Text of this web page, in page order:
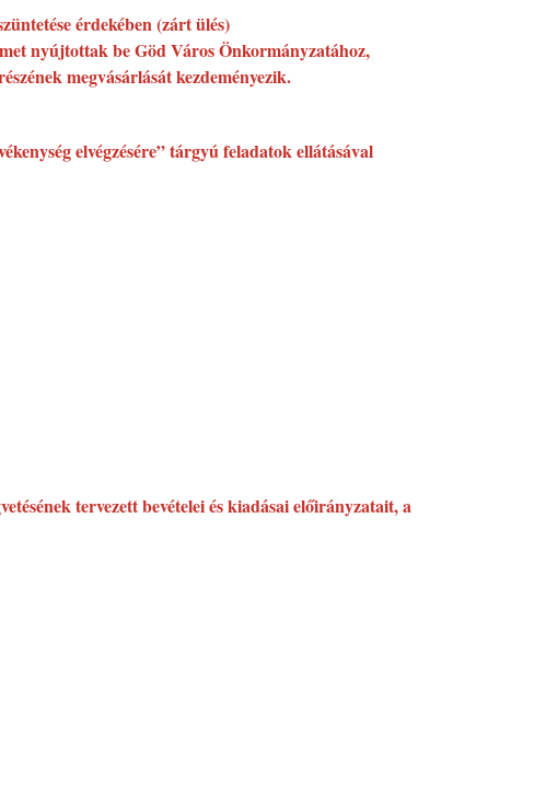
érdekében (zárt ülés)
nyújtottak be Göd Város Önkormányzatához,
megvásárlását kezdeményezik.
elvégzésére” tárgyú feladatok ellátásával
tervezett bevételei és kiadásai előirányzatait, a